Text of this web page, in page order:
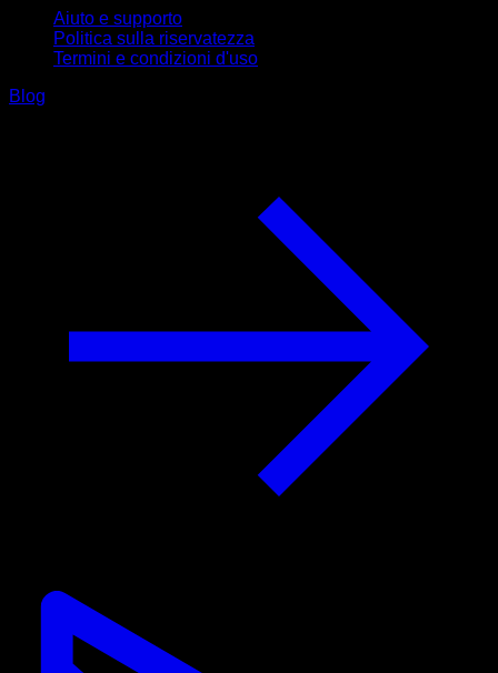
Aiuto e supporto
Politica sulla riservatezza
Termini e condizioni d'uso
Blog